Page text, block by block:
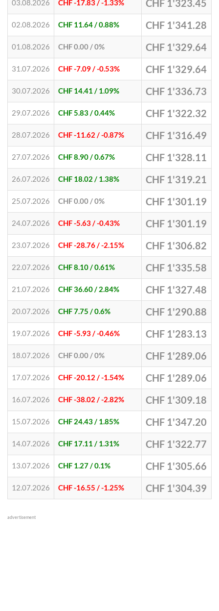
03.08.2026 CHF -17.83/ -1.33% CHF 1'323.45
02.08.2026 CHF 11.64/ 0.88% CHF 1'341.28
01.08.2026 CHF 0.00 / 0% CHF 1'329.64
31.07.2026 CHF -7.09/ -0.53% CHF 1'329.64
30.07.2026 CHF 14.41 / 1.09% CHF 1'336.73
29.07.2026 CHF 5.83/ 0.44% CHF 1'322.32
28.07.2026 CHF -11.62 / -0.87% CHF 1'316.49
27.07.2026 CHF 8.90/ 0.67% CHF 1'328.11
26.07.2026 CHF 18.02 / 1.38% CHF 1'319.21
25.07.2026 CHF 0.00 / 0% CHF 1'301.19
24.07.2026 CHF -5.63/ -0.43% CHF 1'301.19
23.07.2026 CHF -28.76/ -2.15% CHF 1'306.82
22.07.2026 CHF 8.10/ 0.61% CHF 1'335.58
21.07.2026 CHF 36.60/ 2.84% CHF 1'327.48
20.07.2026 CHF 7.75 / 0.6% CHF 1'290.88
19.07.2026 CHF -5.93/ -0.46% CHF 1'283.13
18.07.2026 CHF 0.00 / 0% CHF 1'289.06
17.07.2026 CHF -20.12 / -1.54% CHF 1'289.06
16.07.2026 CHF -38.02 / -2.82% CHF 1'309.18
15.07.2026 CHF 24.43/ 1.85% CHF 1'347.20
14.07.2026 CHF 17.11 / 1.31% CHF 1'322.77
13.07.2026 CHF 1.27/ 0.1% CHF 1'305.66
12.07.2026 CHF -16.55 / -1.25% CHF 1'304.39
advertisement